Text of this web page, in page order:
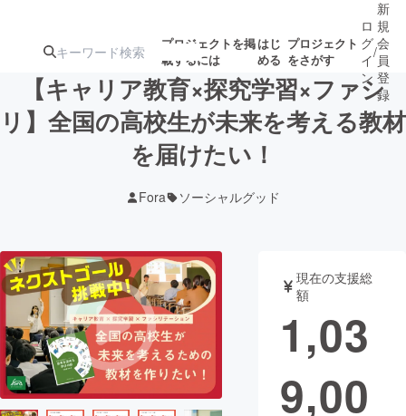
プロジェクトを掲
載するには
はじ
める
プロジェクト
をさがす
注目の新着プロ
ジェクト
募集終了が近いプ
テクノロジー・ガジェット
映像・映画 書籍・雑誌
ビジネス・起業 チャレンジ
ロ
グ
イ
ン
/
新
規
会
員
登
録
【キャリア教育×探究学習×ファシ
リ】全国の高校生が未来を考える教材
を届けたい！
Fora ソーシャルグッド
現在の支援総
額
1,03
9,00